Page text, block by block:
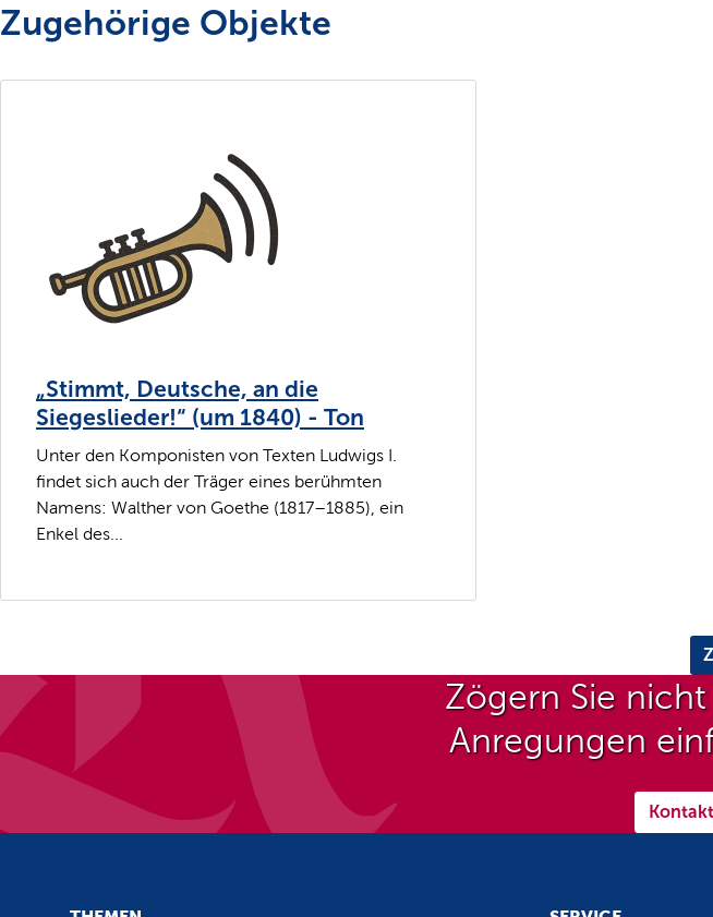
Zugehörige Objekte
„Stimmt, Deutsche, an die
Siegeslieder!“ (um 1840) - Ton
Unter den Komponisten von Texten Ludwigs I.
findet sich auch der Träger eines berühmten
Namens: Walther von Goethe (1817–1885), ein
Enkel des...
Zögern Sie
Anregungen